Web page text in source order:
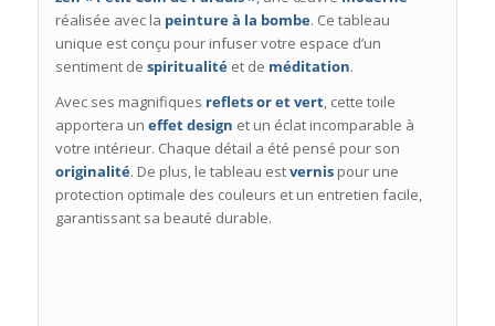
réalisée avec la peinture à la bombe. Ce tableau
unique est conçu pour infuser votre espace d’un
sentiment de spiritualitéet de méditation.
Avec ses magnifiques reflets or et vert, cette toile
apportera un effet design et un éclat incomparable à
votre intérieur. Chaque détail a été pensé pour son
originalité. De plus, le tableau estvernispour une
protection optimale des couleurs et un entretien facile,
garantissant sa beauté durable.